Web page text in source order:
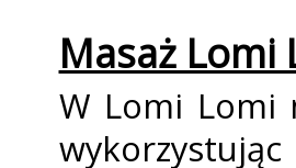
Masaż Lomi
W Lomi Lomi